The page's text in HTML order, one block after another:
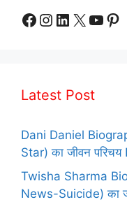
Facebook
Instagram
LinkedIn
X
Latest Post
Dani Daniel
Star) का जीवन
Twisha Sharma
News-Suicide) का